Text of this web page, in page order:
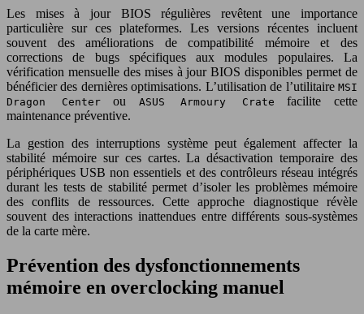
Les mises à jour BIOS régulières revêtent une importance
particulière sur ces plateformes. Les versions récentes incluent
souvent des améliorations de compatibilité mémoire et des
corrections de bugs spécifiques aux modules populaires. La
vérification mensuelle des mises à jour BIOS disponibles permet de
bénéficier des dernières optimisations. L’utilisation de l’utilitaire MSI
Dragon Centerou ASUS Armoury Crate
facilite cette
maintenance préventive.
La gestion des interruptions système peut également affecter la
stabilité mémoire sur ces cartes. La désactivation temporaire des
périphériques USB non essentiels et des contrôleurs réseau intégrés
durant les tests de stabilité permet d’isoler les problèmes mémoire
des conflits de ressources. Cette approche diagnostique révèle
souvent des interactions inattendues entre différents sous-systèmes
de la carte mère.
Prévention des dysfonctionnements
mémoire en overclocking manuel